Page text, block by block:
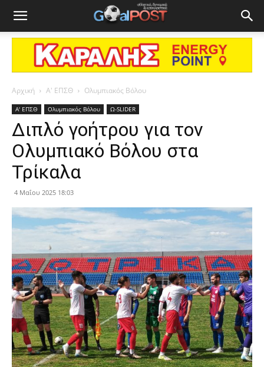
Αρχική Α' ΕΠΣΘ Ολυμπιακός Βόλου
Α' ΕΠΣΘ Ολυμπιακός Βόλου Ω-SLIDER
Διπλό γοήτρου για τον
Ολυμπιακό Βόλου στα
Τρίκαλα
4 Μαΐου 2025 18:03